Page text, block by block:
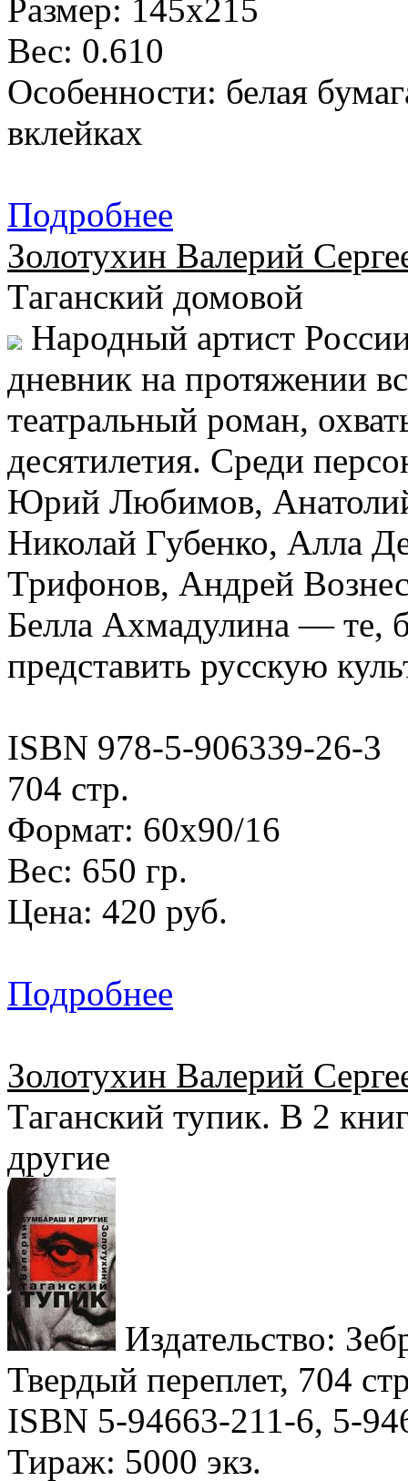
Размер: 145х215
Вес: 0.610
Особенности: белая
вклейках
Подробнее
Золотухин Валерий
Таганский домовой
Народный артист
дневник на протяжении
театральный роман,
десятилетия. Среди
Юрий Любимов,
Николай Губенко, Алла
Трифонов, Андрей
Белла Ахмадулина — те,
представить русскую
ISBN 978-5-906339-26-3
704 стр.
Формат: 60х90/16
Вес: 650 гр.
Цена: 420 руб.
Подробнее
Золотухин Валерий
Таганский тупик. В 2
другие
Издательство:
Твердый переплет, 704
ISBN 5-94663-211-6, 5-
Тираж: 5000 экз.